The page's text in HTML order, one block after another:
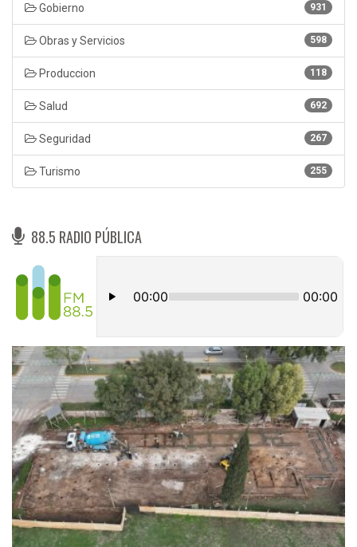
931
Gobierno
598
Obras y Servicios
118
Produccion
692
Salud
267
Seguridad
255
Turismo
88.5 RADIO PÚBLICA